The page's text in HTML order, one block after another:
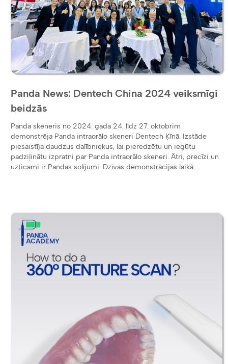
Panda News: Dentech China 2024 veiksmīgi
beidzās
Panda skeneris no 2024. gada 24. līdz 27. oktobrim
demonstrēja Panda intraorālo skeneri Dentech Ķīnā. Izstāde
piesaistīja daudzus dalībniekus, lai pieredzētu un iegūtu
padziļinātu izpratni par Panda intraorālo skeneri. Ātri, precīzi un
uzticami ir Pandas solījumi. Dzīvas demonstrācijas laikā ...